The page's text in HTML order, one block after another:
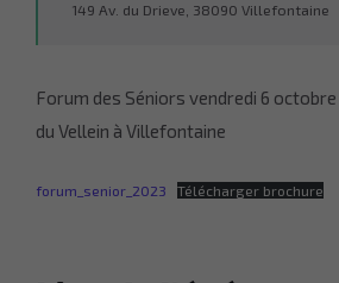
149 Av. du Drieve, 38090 Villefontaine
Forum des Séniors vendredi 6 octobre
du Vellein à Villefontaine
forum_senior_2023 Télécharger brochure